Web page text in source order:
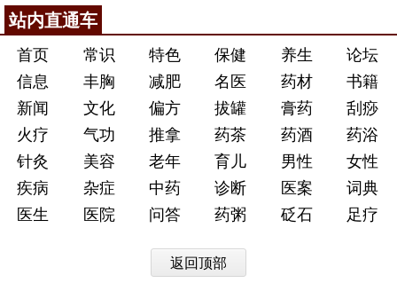
站内直通车
首页 常识 特色 保健 养生
论坛
信息
丰胸 减肥 名医 药材
书籍
新闻
文化 偏方 拔罐 膏药
刮痧
火疗
气功 推拿 药茶 药酒
药浴
针灸
美容 老年 育儿 男性
女性
疾病
杂症 中药 诊断 医案
词典
医生
医院 问答 药粥 砭石 足疗
返回顶部